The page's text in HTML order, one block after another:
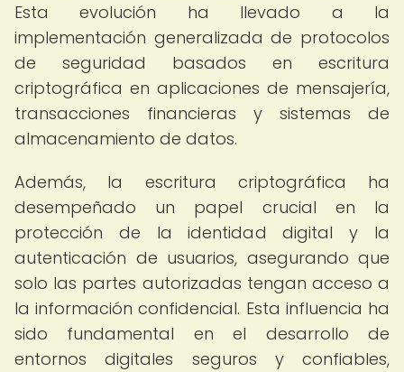
Esta evolución ha llevado a la
implementación generalizada de protocolos
de seguridad basados en escritura
criptográfica en aplicaciones de mensajería,
transacciones financieras y sistemas de
almacenamiento de datos.
Además, la escritura criptográfica ha
desempeñado un papel crucial en la
protección de la identidad digital y la
autenticación de usuarios, asegurando que
solo las partes autorizadas tengan acceso a
la información confidencial. Esta influencia ha
sido fundamental en el desarrollo de
entornos digitales seguros y confiables,